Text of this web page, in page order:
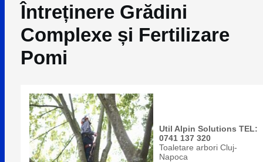
Întreținere Grădini
Complexe și Fertilizare
Pomi
Util Alpin Solutions TEL:
0741 137 320
Toaletare arbori Cluj-
Napoca